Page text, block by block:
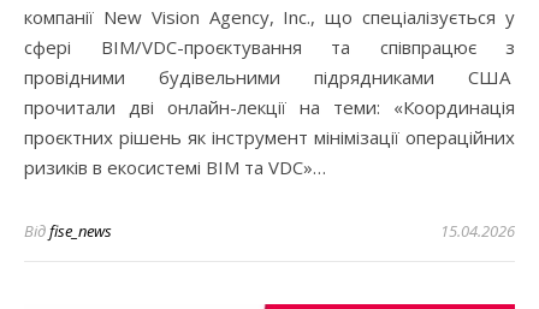
компанії New Vision Agency, Inc., що спеціалізується у
сфері BIM/VDC-проєктування та співпрацює з
провідними будівельними підрядниками США
прочитали дві онлайн-лекції на теми: «Координація
проєктних рішень як інструмент мінімізації операційних
ризиків в екосистемі BIM та VDC»…
Відfise_news 15.04.2026